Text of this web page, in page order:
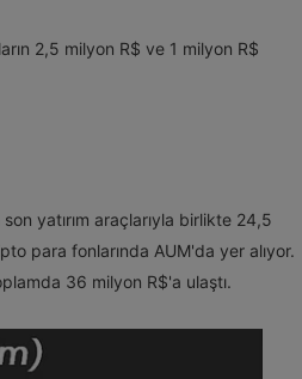
2,5 milyon R$ ve 1 milyon R$
yatırım araçlarıyla birlikte 24,5
para fonlarında AUM'da yer alıyor.
36 milyon R$'a ulaştı.